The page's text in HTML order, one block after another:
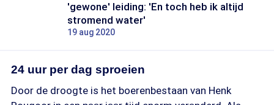
'gewone' leiding: 'En toch heb ik altijd
stromend water'
19 aug 2020
24 uur per dag sproeien
Door de droogte is het boerenbestaan van Henk